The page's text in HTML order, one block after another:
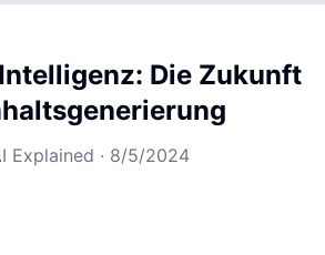
Die Zukunft
Explained · 8/5/2024